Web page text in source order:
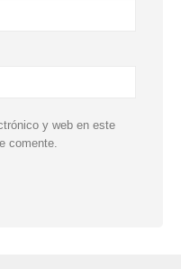
y web en este
comente.